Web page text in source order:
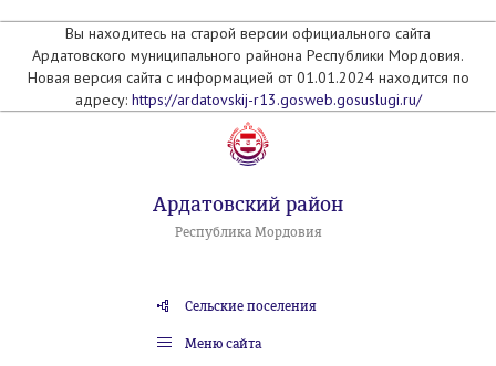
Вы находитесь на старой версии официального сайта
Ардатовского муниципального райнона Республики Мордовия.
Новая версия сайта с информацией от 01.01.2024 находится по
адресу: https://ardatovskij-r13.gosweb.gosuslugi.ru/
Ардатовский район
Республика Мордовия
Сельские поселения
Меню сайта